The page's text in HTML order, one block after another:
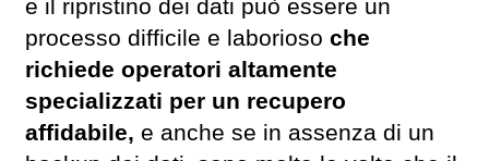
e il ripristino dei dati può essere un
processo difficile e laborioso che
richiede operatori altamente
specializzati per un recupero
affidabile, e anche se in assenza di un